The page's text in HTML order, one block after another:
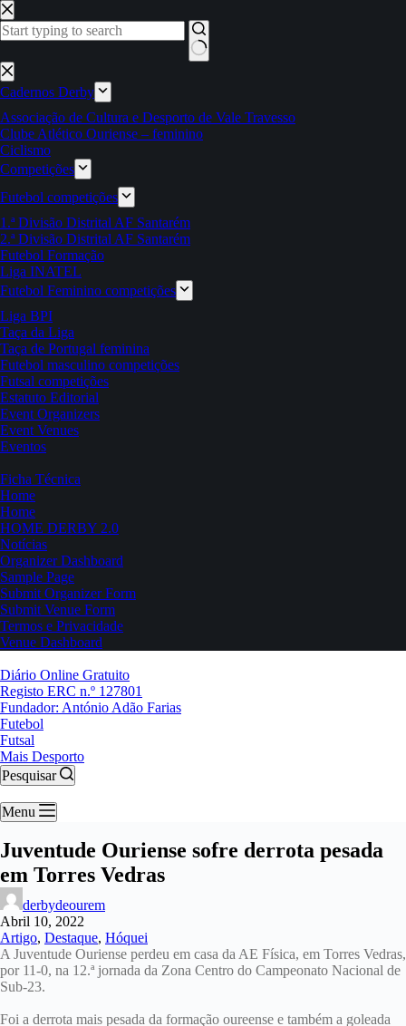
Pular
para
o
Sem
resultados
Cadernos Derby
Associação de Cultura e Desporto de Vale Travesso
Clube Atlético Ouriense – feminino
Ciclismo
Competições
Futebol competições
1.ª Divisão Distrital AF Santarém
2.ª Divisão Distrital AF Santarém
Futebol Formação
Liga INATEL
Futebol Feminino competições
Liga BPI
Taça da Liga
Taça de Portugal feminina
Futebol masculino competições
Futsal competições
Estatuto Editorial
Event Organizers
Event Venues
Eventos
Ficha Técnica
Home
Home
HOME DERBY 2.0
Notícias
Organizer Dashboard
Sample Page
Submit Organizer Form
Submit Venue Form
Termos e Privacidade
Venue Dashboard
Diário Online Gratuito
Registo ERC n.º 127801
Fundador: António Adão Farias
Futebol
Futsal
Mais Desporto
Pesquisar
Menu
Juventude Ouriense sofre derrota pesada
em Torres Vedras
derbydeourem
Abril 10, 2022
Artigo, Destaque, Hóquei
A Juventude Ouriense perdeu em casa da AE Física, em Torres Vedras,
por 11-0, na 12.ª jornada da Zona Centro do Campeonato Nacional de
Sub-23.
Foi a derrota mais pesada da formação oureense e também a goleada